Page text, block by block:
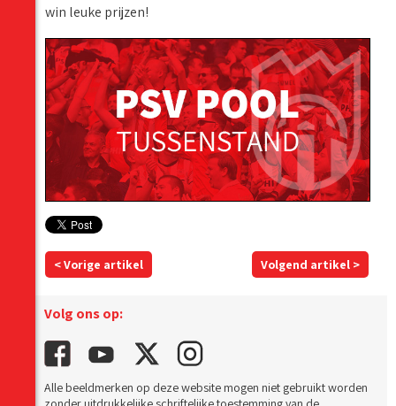
win leuke prijzen!
< Vorige artikel Volgend artikel >
Volg ons op:
Alle beeldmerken op deze website mogen niet gebruikt worden